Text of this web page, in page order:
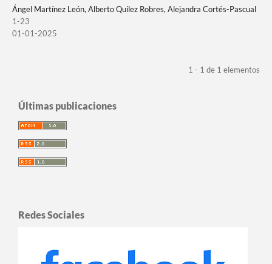
Ángel Martínez León, Alberto Quilez Robres, Alejandra Cortés-Pascual
1-23
01-01-2025
1 - 1 de 1 elementos
Últimas publicaciones
Redes Sociales